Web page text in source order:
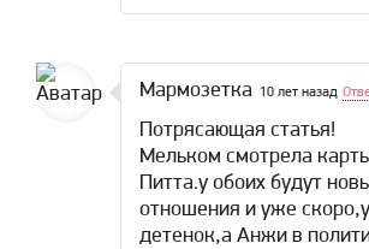
Мармозетка 10 лет назад
Потрясающая статья!
Мельком смотрела
Питта.у обоих будут
отношения и уже
детенок,а Анжи в